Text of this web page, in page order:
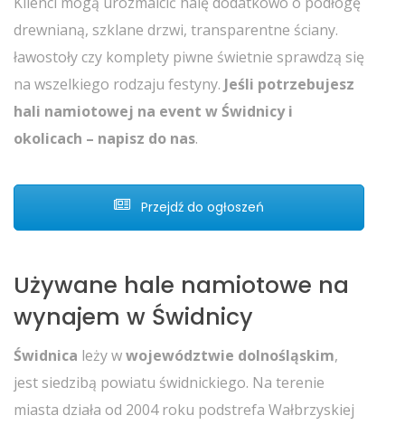
drewnianą, szklane drzwi, transparentne ściany.
ławostoły czy komplety piwne świetnie sprawdzą się
na wszelkiego rodzaju festyny. Jeśli potrzebujesz
hali namiotowej na event w Świdnicy i
okolicach – napisz do nas.
Przejdź do ogłoszeń
Używane hale namiotowe na
wynajem w Świdnicy
Świdnica leży wwojewództwie dolnośląskim,
jest siedzibą powiatu świdnickiego. Na terenie
miasta działa od 2004 roku podstrefa Wałbrzyskiej